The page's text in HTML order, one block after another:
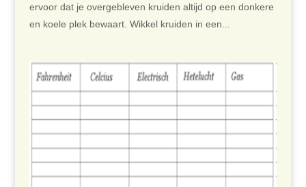
ervoor dat je overgebleven kruiden altijd op een donkere
en koele plek bewaart. Wikkel kruiden in een...